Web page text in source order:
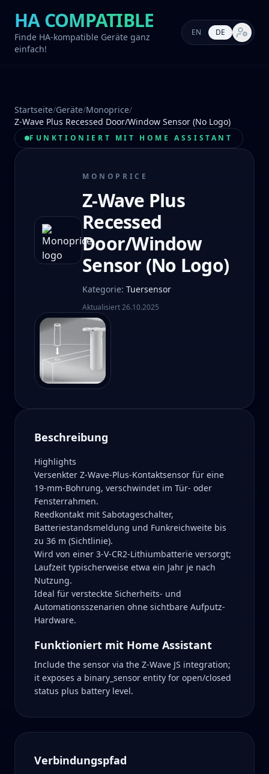
HA COMPATIBLE
Finde HA-kompatible Geräte ganz
einfach!
EN DE Markt-
Startseite/Geräte/Monoprice/
Z-Wave Plus Recessed Door/Window Sensor (No Logo)
FUNKTIONIERT MIT HOME ASSISTANT
MONOPRICE
Z-Wave Plus
Recessed
Door/Window
Sensor (No Logo)
Kategorie: Tuersensor
Aktualisiert26.10.2025
Beschreibung
Highlights
Versenkter Z-Wave-Plus-Kontaktsensor für eine
19-mm-Bohrung, verschwindet im Tür- oder
Fensterrahmen.
Reedkontakt mit Sabotageschalter,
Batteriestandsmeldung und Funkreichweite bis
zu 36 m (Sichtlinie).
Wird von einer 3-V-CR2-Lithiumbatterie versorgt;
Laufzeit typischerweise etwa ein Jahr je nach
Nutzung.
Ideal für versteckte Sicherheits- und
Automationsszenarien ohne sichtbare Aufputz-
Hardware.
Funktioniert mit Home Assistant
Include the sensor via the Z-Wave JS integration;
it exposes a binary_sensor entity for open/closed
status plus battery level.
Verbindungspfad